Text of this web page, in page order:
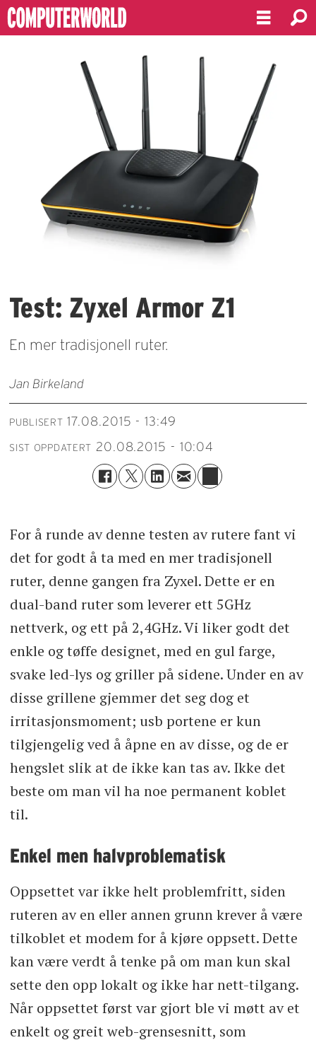
Test: Zyxel Armor Z1
En mer tradisjonell ruter.
Jan Birkeland
PUBLISERT 17.08.2015 - 13:49
SIST OPPDATERT 20.08.2015 - 10:04
For å runde av denne testen av rutere fant vi
det for godt å ta med en mer tradisjonell
ruter, denne gangen fra Zyxel. Dette er en
dual-band ruter som leverer ett 5GHz
nettverk, og ett på 2,4GHz. Vi liker godt det
enkle og tøffe designet, med en gul farge,
svake led-lys og griller på sidene. Under en av
disse grillene gjemmer det seg dog et
irritasjonsmoment; usb portene er kun
tilgjengelig ved å åpne en av disse, og de er
hengslet slik at de ikke kan tas av. Ikke det
beste om man vil ha noe permanent koblet
til.
Enkel men halvproblematisk
Oppsettet var ikke helt problemfritt, siden
ruteren av en eller annen grunn krever å være
tilkoblet et modem for å kjøre oppsett. Dette
kan være verdt å tenke på om man kun skal
sette den opp lokalt og ikke har nett-tilgang.
Når oppsettet først var gjort ble vi møtt av et
enkelt og greit web-grensesnitt, som